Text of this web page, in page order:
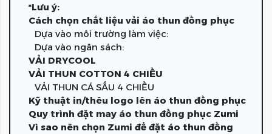
*Lưu ý:
Cách chọn chất liệu vải áo thun đồng phục
Dựa vào môi trường làm việc:
Dựa vào ngân sách:
VẢI DRYCOOL
VẢI THUN COTTON 4 CHIỀU
VẢI THUN CÁ SẤU 4 CHIỀU
Kỹ thuật in/thêu logo lên áo thun đồng phục
Quy trình đặt may áo thun đồng phục Zumi
Vì sao nên chọn Zumi để đặt áo thun đồng